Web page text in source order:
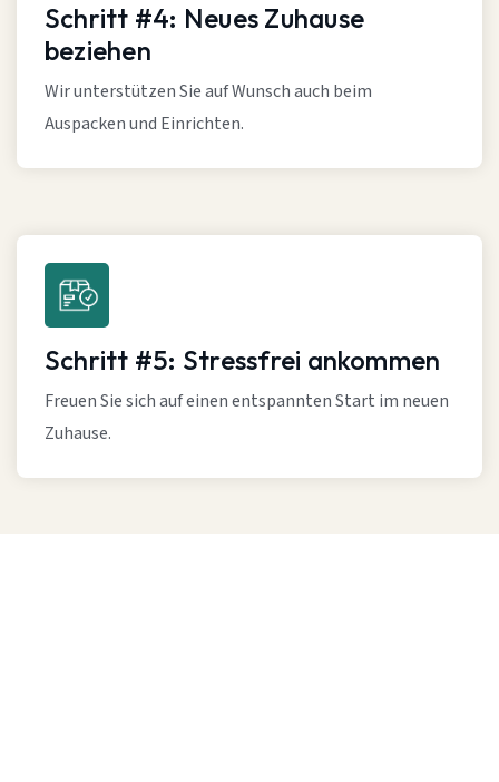
Schritt #4: Neues Zuhause
beziehen
Wir unterstützen Sie auf Wunsch auch beim
Auspacken und Einrichten.
Schritt #5: Stressfrei ankommen
Freuen Sie sich auf einen entspannten Start im neuen
Zuhause.